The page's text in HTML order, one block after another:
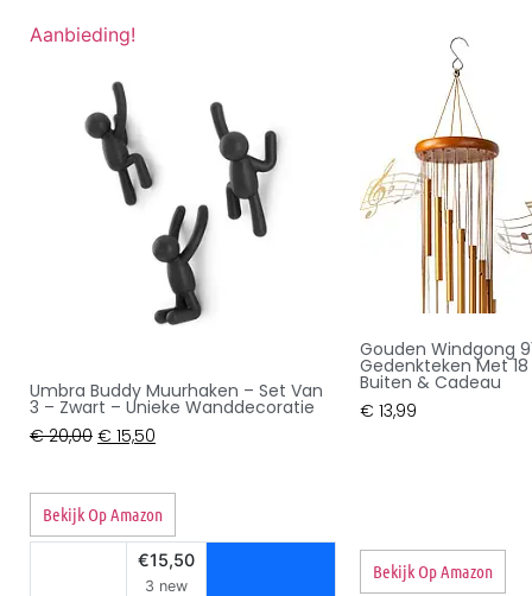
Aanbieding!
Umbra Buddy Muurhaken – Set Van
3 – Zwart – Unieke Wanddecoratie
€20,00 € 15,50
Bekijk Op Amazon
€15,50
3 new
Gouden Windgong
Gedenkteken Met
Buiten & Cadeau
€ 13,99
Bekijk Op Amazon